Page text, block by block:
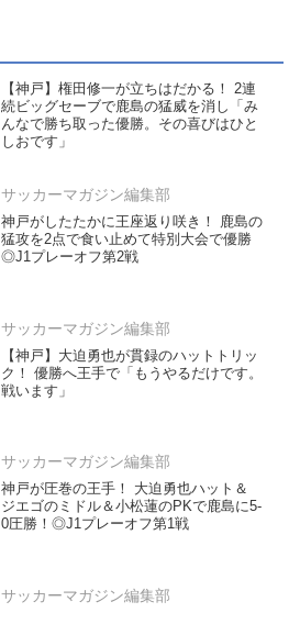
【神戸】権田修一が立ちはだかる！ 2連
続ビッグセーブで鹿島の猛威を消し「み
んなで勝ち取った優勝。その喜びはひと
しおです」
サッカーマガジン編集部
神戸がしたたかに王座返り咲き！ 鹿島の
猛攻を2点で食い止めて特別大会で優勝
◎J1プレーオフ第2戦
サッカーマガジン編集部
【神戸】大迫勇也が貫録のハットトリッ
ク！ 優勝へ王手で「もうやるだけです。
戦います」
サッカーマガジン編集部
神戸が圧巻の王手！ 大迫勇也ハット＆
ジエゴのミドル＆小松蓮のPKで鹿島に5-
0圧勝！◎J1プレーオフ第1戦
サッカーマガジン編集部